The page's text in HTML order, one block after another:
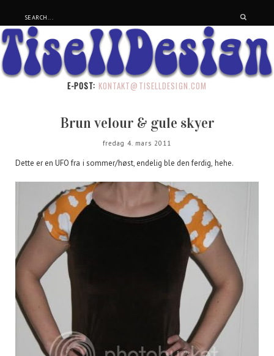
E-POST: KONTAKT@TISELLDESIGN.COM
Brun velour & gule skyer
fredag 4. mars 2011
Dette er en UFO fra i sommer/høst, endelig ble den ferdig, hehe.